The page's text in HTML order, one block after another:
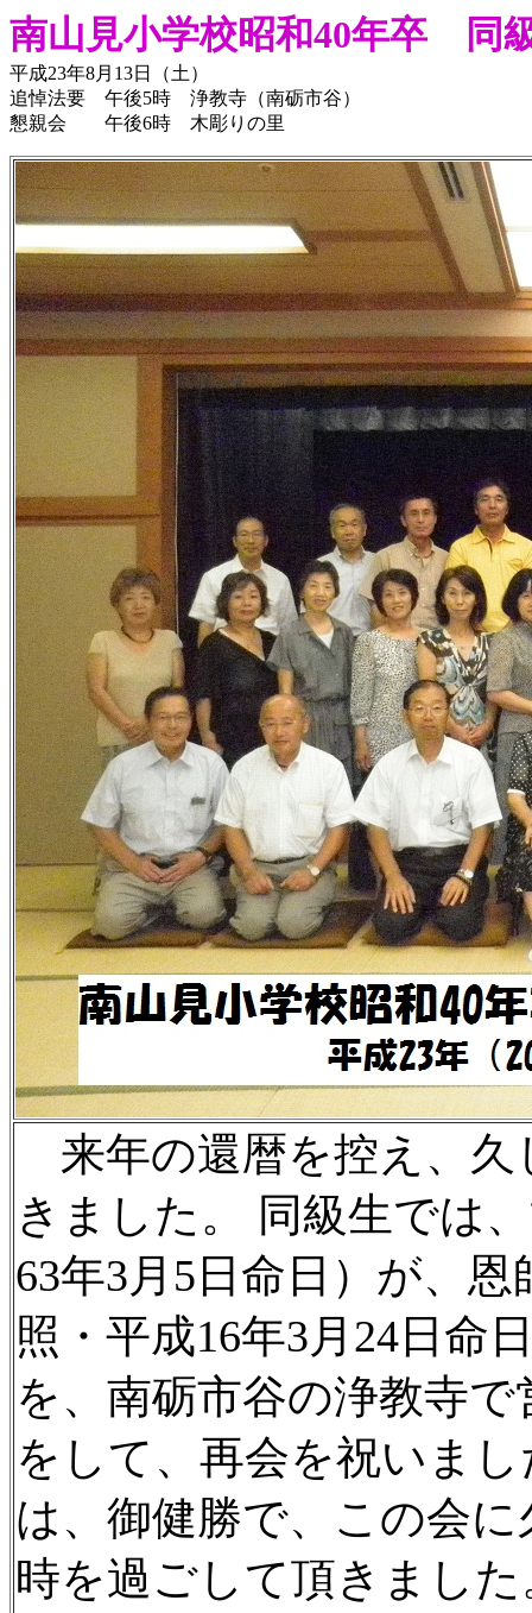
南山見小学校昭和40年卒 同
平成23年8月13日（土）
追悼法要 午後5時 浄教寺（南砺市谷）
懇親会 午後6時 木彫りの里
来年の還暦を控え、久
きました。 同級生では
63年3月5日命日）が、
照・平成16年3月24日命
を、南砺市谷の浄教寺
をして、再会を祝いま
は、御健勝で、この会
時を過ごして頂きました